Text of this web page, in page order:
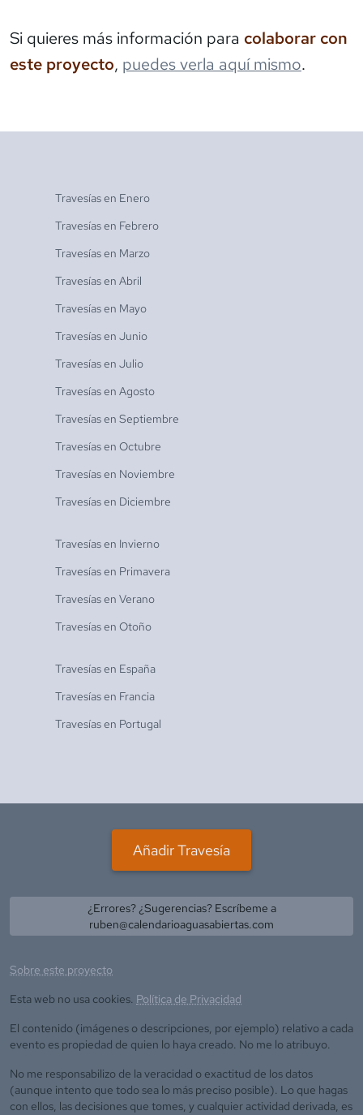
Si quieres más información para colaborar con
este proyecto, puedes verla aquí mismo.
Travesías en Enero
Travesías en Febrero
Travesías en Marzo
Travesías en Abril
Travesías en Mayo
Travesías en Junio
Travesías en Julio
Travesías en Agosto
Travesías en Septiembre
Travesías en Octubre
Travesías en Noviembre
Travesías en Diciembre
Travesías en Invierno
Travesías en Primavera
Travesías en Verano
Travesías en Otoño
Travesías en España
Travesías en Francia
Travesías en Portugal
Añadir Travesía
¿Errores? ¿Sugerencias? Escríbeme a
ruben@calendarioaguasabiertas.com
Sobre este proyecto
Esta web no usa cookies. Política de Privacidad
El contenido (imágenes o descripciones, por ejemplo) relativo a cada
evento es propiedad de quien lo haya creado. No me lo atribuyo.
No me responsabilizo de la veracidad o exactitud de los datos
(aunque intento que todo sea lo más preciso posible). Lo que hagas
con ellos, las decisiones que tomes, y cualquier actividad derivada, es